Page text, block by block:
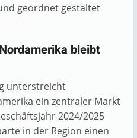
geordnet gestaltet
bleibt
unterstreicht
ein zentraler Markt
2024/2025
in der Region einen